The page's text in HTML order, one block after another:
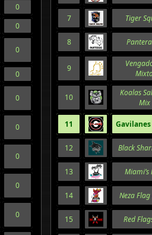
0
0
0
0
0
0
0
0
0
7 Tiger
8
9
Mixto
10
Koalas
Mix
11
12 Black
13 Miami’s
14 Neza
15 Red